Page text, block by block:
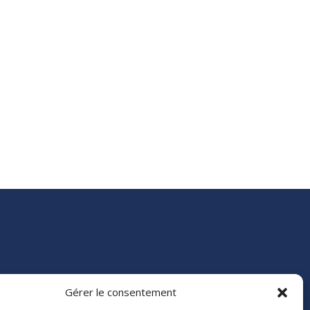
Gérer le consentement